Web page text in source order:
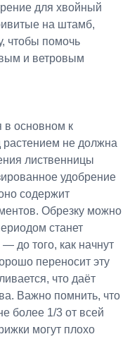
для хвойный
на штамб,
чтобы помочь
и ветровым
в основном к
не должна
лиственницы
удобрение
содержит
Обрезку можно
станет
до того, как начнут
переносит эту
что даёт
Важно помнить, что
более 1/3 от всей
могут плохо